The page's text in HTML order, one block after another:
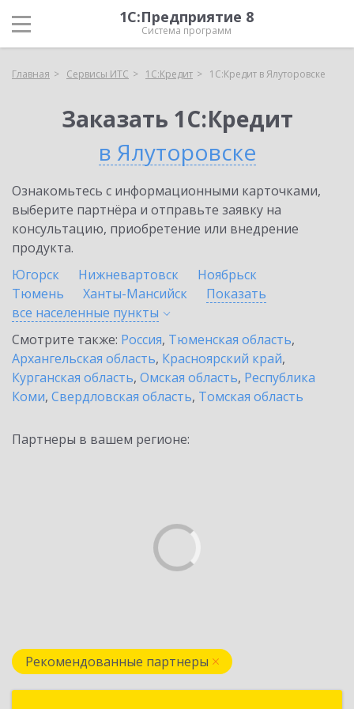
1С:Предприятие 8
Система программ
Главная Сервисы ИТС 1С:Кредит 1С:Кредит в Ялуторовске
Заказать 1С:Кредит
в Ялуторовске
Ознакомьтесь с информационными карточками,
выберите партнёра и отправьте заявку на
консультацию, приобретение или внедрение
продукта.
Югорск
Нижневартовск
Ноябрьск
Тюмень
Ханты-Мансийск
Показать
все населенные пункты
Смотрите также: Россия, Тюменская область,
Архангельская область, Красноярский край,
Курганская область, Омская область, Республика
Коми, Свердловская область, Томская область
Партнеры в вашем регионе:
Рекомендованные партнеры